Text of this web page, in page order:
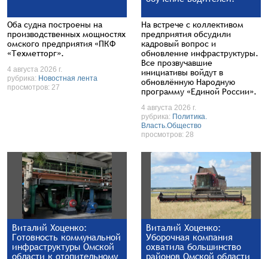
Оба судна построены на
производственных мощностях
омского предприятия «ПКФ
«Техметторг».
4 августа 2026 г.
рубрика: Новостная лента
просмотров: 27
На встрече с коллективом
предприятия обсудили
кадровый вопрос и
обновление инфраструктуры.
Все прозвучавшие
инициативы войдут в
обновлённую Народную
программу «Единой России».
4 августа 2026 г.
рубрика: Политика.
Власть.Общество
просмотров: 28
Виталий Хоценко:
Готовность коммунальной
инфраструктуры Омской
области к отопительному
Виталий Хоценко:
Уборочная компания
охватила большинство
районов Омской области